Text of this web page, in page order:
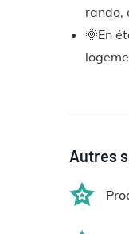
rando,
🌞En
Autres